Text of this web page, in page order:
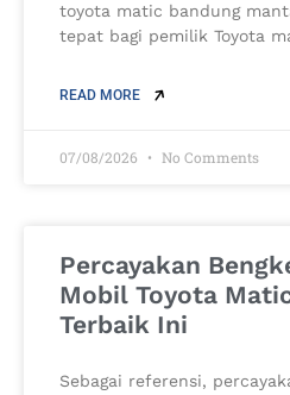
toyota matic bandung
tepat bagi pemilik Toyota
READ MORE
07/08/2026 No Comments
Percayakan
Mobil Toyota
Terbaik Ini
Sebagai referensi,